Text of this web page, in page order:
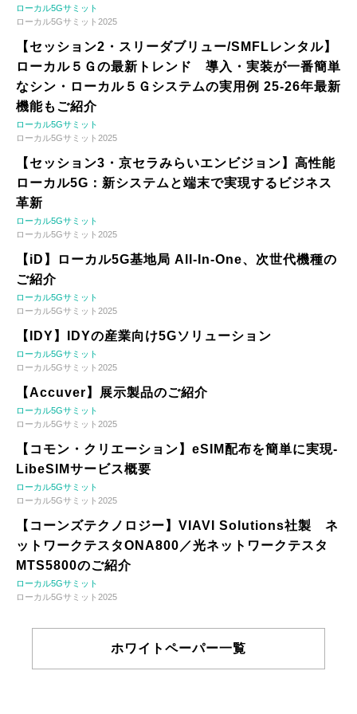
ローカル5Gサミット
ローカル5Gサミット2025
【セッション2・スリーダブリュー/SMFLレンタル】
ローカル５Ｇの最新トレンド 導入・実装が一番簡単
なシン・ローカル５Ｇシステムの実用例 25-26年最新
機能もご紹介
ローカル5Gサミット
ローカル5Gサミット2025
【セッション3・京セラみらいエンビジョン】高性能
ローカル5G：新システムと端末で実現するビジネス
革新
ローカル5Gサミット
ローカル5Gサミット2025
【iD】ローカル5G基地局 All-In-One、次世代機種の
ご紹介
ローカル5Gサミット
ローカル5Gサミット2025
【IDY】IDYの産業向け5Gソリューション
ローカル5Gサミット
ローカル5Gサミット2025
【Accuver】展示製品のご紹介
ローカル5Gサミット
ローカル5Gサミット2025
【コモン・クリエーション】eSIM配布を簡単に実現-
LibeSIMサービス概要
ローカル5Gサミット
ローカル5Gサミット2025
【コーンズテクノロジー】VIAVI Solutions社製 ネ
ットワークテスタONA800／光ネットワークテスタ
MTS5800のご紹介
ローカル5Gサミット
ローカル5Gサミット2025
ホワイトペーパー一覧